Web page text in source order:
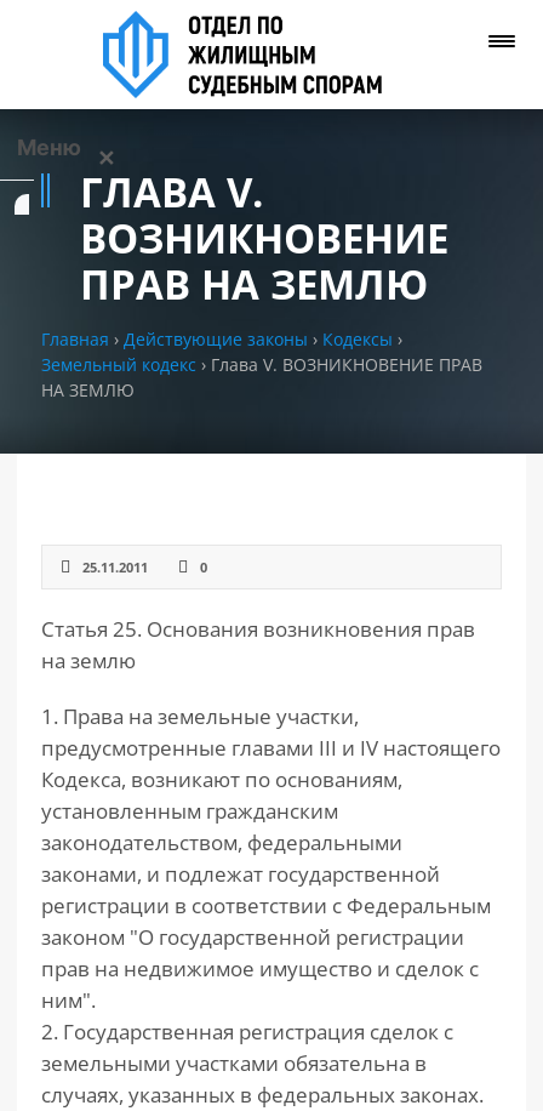
Меню ✕
Контакты
(WhatsApp)
САЙТА
ГЛАВА V.
ВОЗНИКНОВЕНИЕ
ПРАВ НА ЗЕМЛЮ
Главная › Действующие законы › Кодексы ›
Земельный кодекс › Глава V. ВОЗНИКНОВЕНИЕ ПРАВ
НА ЗЕМЛЮ
25.11.2011 0
Статья 25. Основания возникновения прав
на землю
1. Права на земельные участки,
предусмотренные главами III и IV настоящего
Кодекса, возникают по основаниям,
установленным гражданским
законодательством, федеральными
законами, и подлежат государственной
регистрации в соответствии с Федеральным
законом "О государственной регистрации
прав на недвижимое имущество и сделок с
ним".
2. Государственная регистрация сделок с
земельными участками обязательна в
случаях, указанных в федеральных законах.